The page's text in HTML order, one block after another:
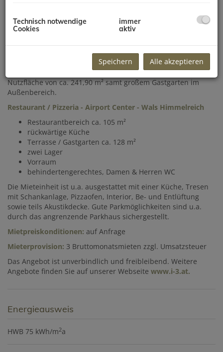
Vermietet wird dieses Restaurant bzw. die Pizzeria mit einer
Nutzfläche von ca. 241,90 m² samt großem Gastgarten im
Außenbereich.
Restaurant / Pizzeria - Airport Center - Wals Himmelreich
Restaurantbereich ca. 105 m²
rückwärtige Küche
Terrasse / Gastgarten ca. 128 m²
zwei Lager
Vorraum
behindertengerechtes, Damen & Herren WC
Die Mieteinheit ist u.a. ausgestattet mit einer Küche, Tresen
mit Schankanlage, Pizzaofen, Interior, Be- und Entlüftung
sowie teils Akustikdecke. Gute Parkmöglichkeiten sind u.a.
durch das angrenzende Parkhaus sichergestellt.
Mietpreiskonditionen: auf Anfrage
Mieterprovision: 3 Bruttomonatsmieten zzgl. Umsatzsteuer
Das Angebot ist unverbindlich und freibleibend. Weitere
Angebote finden Sie auf unserer Webseite www.i-3.at.
Energieausweis
HWB 75 kWh/m2a
Technisch notwendige
Cookies
immer
aktiv
Speichern Alle akzeptieren